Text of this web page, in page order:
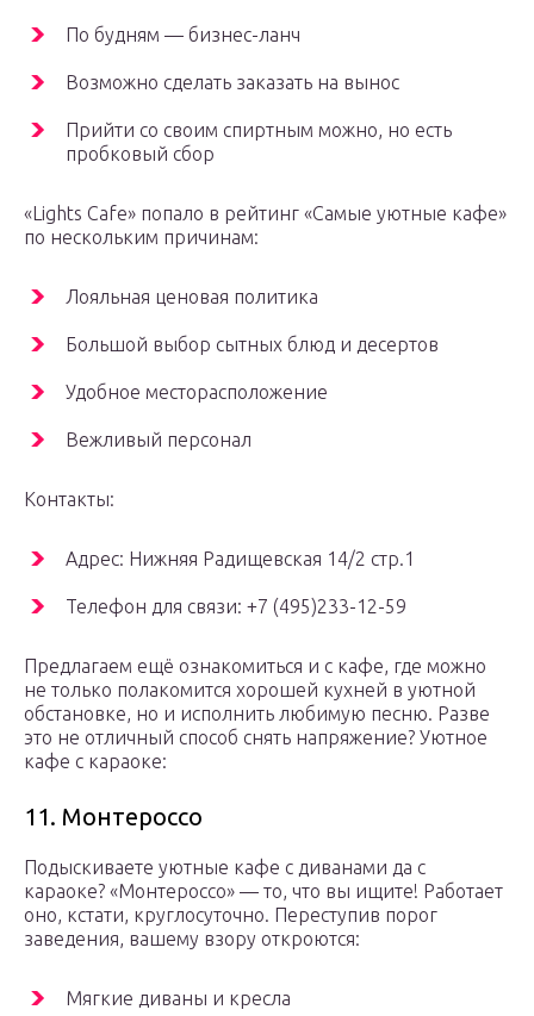
По будням — бизнес-ланч
Возможно сделать заказать на вынос
Прийти со своим спиртным можно, но есть
пробковый сбор
«Lights Cafe» попало в рейтинг «Самые уютные кафе»
по нескольким причинам:
Лояльная ценовая политика
Большой выбор сытных блюд и десертов
Удобное месторасположение
Вежливый персонал
Контакты:
Адрес: Нижняя Радищевская 14/2 стр.1
Телефон для связи: +7 (495)233-12-59
Предлагаем ещё ознакомиться и с кафе, где можно
не только полакомится хорошей кухней в уютной
обстановке, но и исполнить любимую песню. Разве
это не отличный способ снять напряжение? Уютное
кафе с караоке:
11. Монтероссо
Подыскиваете уютные кафе с диванами да с
караоке? «Монтероссо» — то, что вы ищите! Работает
оно, кстати, круглосуточно. Переступив порог
заведения, вашему взору откроются:
Мягкие диваны и кресла